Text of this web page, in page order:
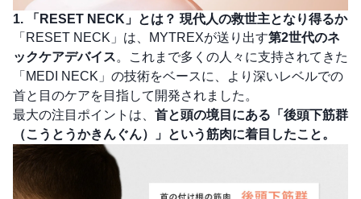
1. 「RESET NECK」とは？ 現代人の救世主となり得るか
「RESET NECK」は、MYTREXが送り出す第2世代のネ
ックケアデバイス。これまで多くの人々に支持されてきた
「MEDI NECK」の技術をベースに、より深いレベルでの
首と目のケアを目指して開発されました。
最大の注目ポイントは、 首と頭の境目にある「後頭下筋群
（こうとうかきんぐん）」という筋肉に着目したこと。